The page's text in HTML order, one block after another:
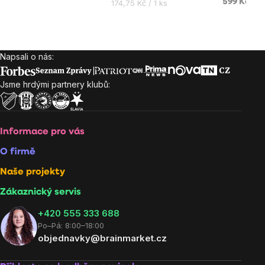
z
Měrná
174,75 Kč / 1 ks
z
599 Kč
Zápatí
Napsali o nás:
Jsme hrdými partnery klubů:
Informace pro vás
O firmě
Naše projekty
Zákaznický servis
‭+420 555 333 688
Po–Pá: 8:00–18:00
objednavky@brainmarket.cz